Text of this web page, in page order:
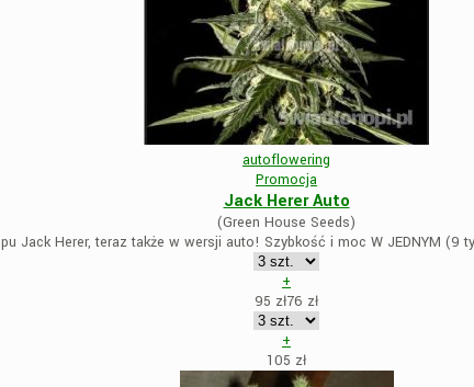
autoflowering
Promocja
Jack Herer Auto
(Green House Seeds)
Jack Herer, teraz także w wersji auto! Szybkość i moc W JEDNYM (9
+
95 zł76 zł
+
105 zł